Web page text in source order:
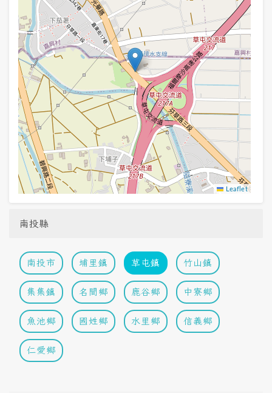
Leaflet
南投縣
南投市 埔里鎮 草屯鎮 竹山鎮
集集鎮 名間鄉 鹿谷鄉 中寮鄉
魚池鄉 國姓鄉 水里鄉 信義鄉
仁愛鄉